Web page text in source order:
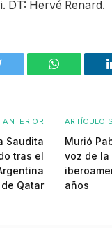
DT: Hervé Renard.
WhatsApp
Saudita
tras el
Qatar
ARTÍCULO
Murió
voz de la
años